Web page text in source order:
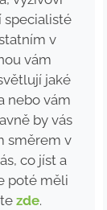
specialisté
v
vám
jaké
nebo vám
by vás
směrem v
co jíst a
poté měli
zde.